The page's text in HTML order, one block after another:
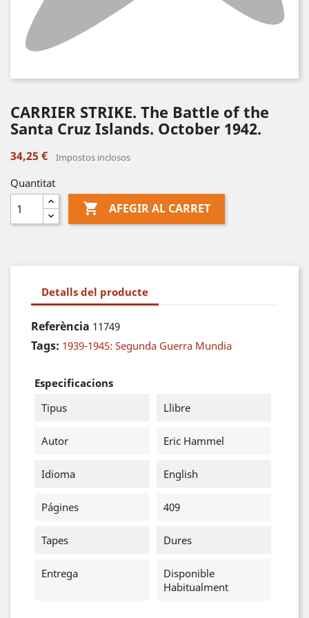
CARRIER STRIKE. The Battle of the
Santa Cruz Islands. October 1942.
34,25 € Impostos inclosos
Quantitat
 AFEGIR AL CARRET
Detalls del producte
Referència 11749
Tags: 1939-1945: Segunda Guerra Mundia
Especificacions
Tipus
Llibre
Autor Eric Hammel
Idioma English
Págines 409
Tapes Dures
Entrega
Disponible
Habitualment